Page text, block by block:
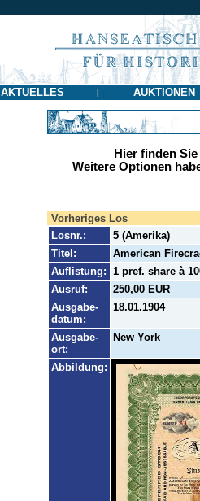
AKTUELLES | AUKTIONEN
Hier finden
Weitere Optionen
Vorheriges Los
Losnr.:
5 (Amerika)
Titel:
American
Auflistung: 1 pref. share à
Ausruf:
250,00 EUR
Ausgabe-
datum:
18.01.1904
Ausgabe-
ort:
New York
Abbildung: